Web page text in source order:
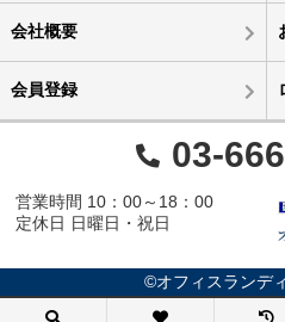
会社概要
会員登録
03-
営業時間 10：00～18：00
定休日 日曜日・祝日
©オフィスランデ